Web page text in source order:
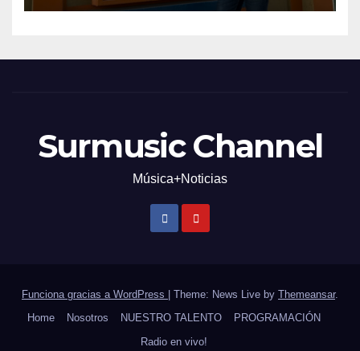
Surmusic Channel
Música+Noticias
Funciona gracias a WordPress Theme: News Live by Themeansar.
Home
Nosotros NUESTRO TALENTO
PROGRAMACIÓN
Radio en vivo!